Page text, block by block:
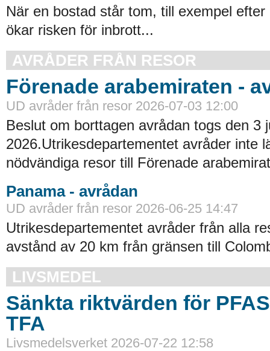
När en bostad står tom, till exempel
ökar risken för inbrott...
AVRÅDER FRÅN RESOR
Förenade arabemiraten -
UD avråder från resor 2026-07-03 12:00
Beslut om borttagen avrådan togs den 3
2026.Utrikesdepartementet avråder inte
nödvändiga resor till Förenade
Panama - avrådan
UD avråder från resor 2026-06-25 14:47
Utrikesdepartementet avråder från alla
avstånd av 20 km från gränsen till
LIVSMEDEL
Sänkta riktvärden för
TFA
Livsmedelsverket 2026-07-22 12:58